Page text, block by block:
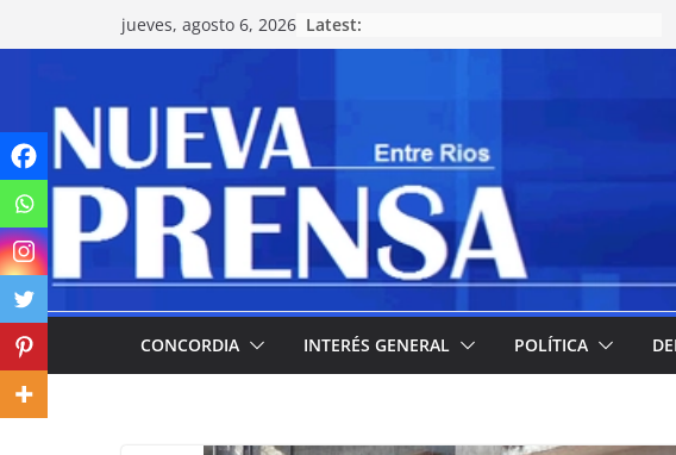
to
jueves, agosto 6, 2026 Latest:
CONCORDIA INTERÉS GENERAL POLÍTICA